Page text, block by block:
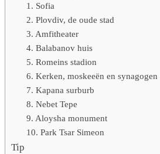
1. Sofia
2. Plovdiv, de oude stad
3. Amfitheater
4. Balabanov huis
5. Romeins stadion
6. Kerken, moskeeën en synagogen
7. Kapana surburb
8. Nebet Tepe
9. Aloysha monument
10. Park Tsar Simeon
Tip